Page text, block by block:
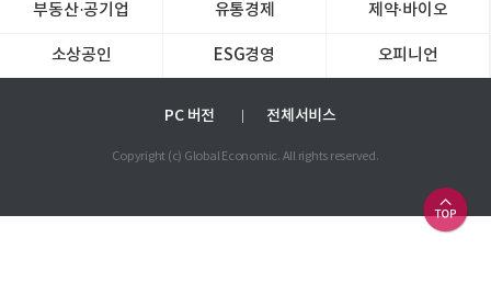
부동산·공기업 유통경제 제약∙바이오
소상공인 ESG경영 오피니언
PC 버전 전체서비스
Copyright (c) Global Economic. All rights reserved.